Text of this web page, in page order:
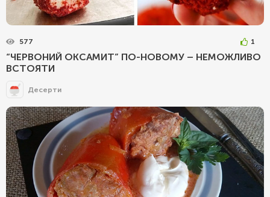
577 1
“ЧЕРВОНИЙ ОКСАМИТ” ПО-НОВОМУ – НЕМОЖЛИВО
ВСТОЯТИ
Десерти